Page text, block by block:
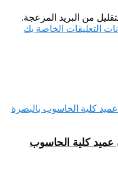
من البريد المزعجة.
التعليقات الخاصة بك
كلية الحاسوب